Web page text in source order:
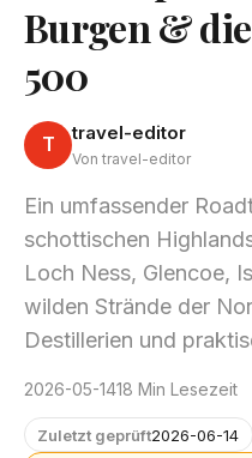
Burgen &
500
T travel-editor
Von travel-editor
Ein umfassender
schottischen
Loch Ness, Glencoe,
wilden Strände der
Destillerien und
2026-05-1418 Min Lesezeit
Zuletzt geprüft2026-06-14